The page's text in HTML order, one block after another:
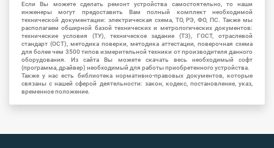
Если Вы можете сделать ремонт устройства самостоятельно, то наши
инженеры могут предоставить Вам полный комплект необходимой
технической документации: электрическая схема, ТО, РЭ, ФО, ПС. Также мы
располагаем обширной базой технических и метрологических документов:
технические условия (ТУ), техническое задание (ТЗ), ГОСТ, отраслевой
стандарт (ОСТ), методика поверки, методика аттестации, поверочная схема
для более чем 3500 типов измерительной техники от производителя данного
оборудования. Из сайта Вы можете скачать весь необходимый софт
(программа, драйвер) необходимый для работы приобретенного устройства.
Также у нас есть библиотека нормативно-правовых документов, которые
связаны с нашей сферой деятельности: закон, кодекс, постановление, указ,
временное положение.